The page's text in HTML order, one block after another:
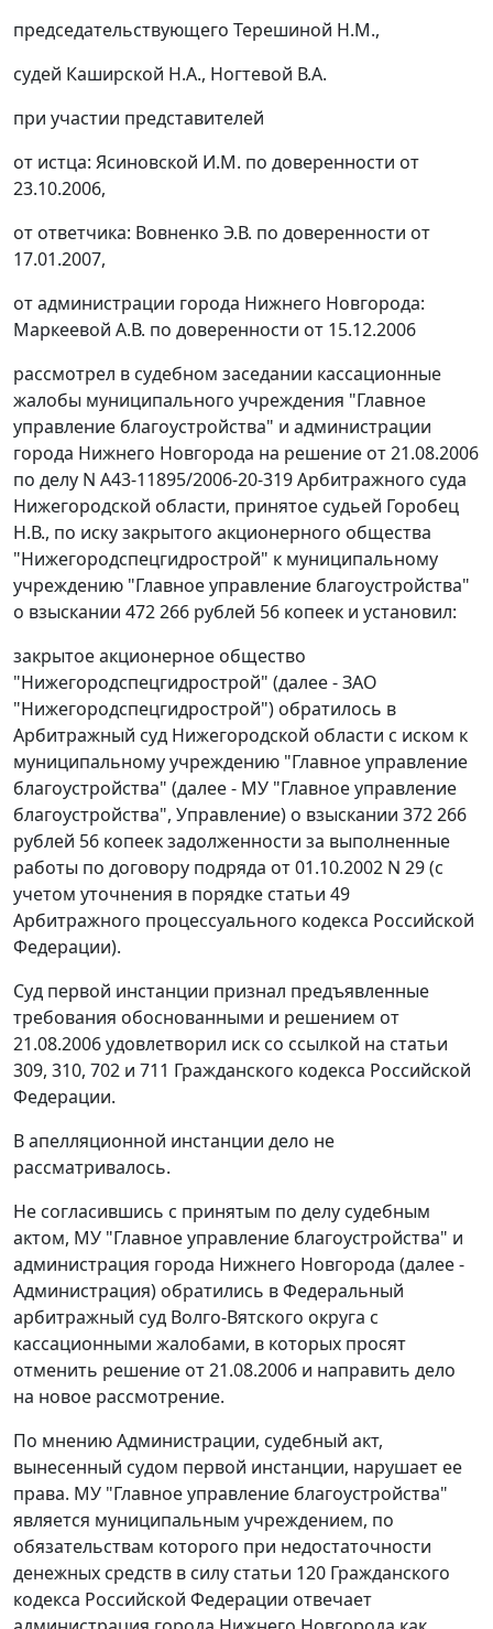
председательствующего Терешиной Н.М.,
судей Каширской Н.А., Ногтевой В.А.
при участии представителей
от истца: Ясиновской И.М. по доверенности от
23.10.2006,
от ответчика: Вовненко Э.В. по доверенности от
17.01.2007,
от администрации города Нижнего Новгорода:
Маркеевой А.В. по доверенности от 15.12.2006
рассмотрел в судебном заседании кассационные
жалобы муниципального учреждения "Главное
управление благоустройства" и администрации
города Нижнего Новгорода на решение от 21.08.2006
по делу N А43-11895/2006-20-319 Арбитражного суда
Нижегородской области, принятое судьей Горобец
Н.В., по иску закрытого акционерного общества
"Нижегородспецгидрострой" к муниципальному
учреждению "Главное управление благоустройства"
о взыскании 472 266 рублей 56 копеек и установил:
закрытое акционерное общество
"Нижегородспецгидрострой" (далее - ЗАО
"Нижегородспецгидрострой") обратилось в
Арбитражный суд Нижегородской области с иском к
муниципальному учреждению "Главное управление
благоустройства" (далее - МУ "Главное управление
благоустройства", Управление) о взыскании 372 266
рублей 56 копеек задолженности за выполненные
работы по договору подряда от 01.10.2002 N 29 (с
учетом уточнения в порядке статьи 49
Арбитражного процессуального кодекса Российской
Федерации).
Суд первой инстанции признал предъявленные
требования обоснованными и решением от
21.08.2006 удовлетворил иск со ссылкой на статьи
309, 310, 702 и 711 Гражданского кодекса Российской
Федерации.
В апелляционной инстанции дело не
рассматривалось.
Не согласившись с принятым по делу судебным
актом, МУ "Главное управление благоустройства" и
администрация города Нижнего Новгорода (далее -
Администрация) обратились в Федеральный
арбитражный суд Волго-Вятского округа с
кассационными жалобами, в которых просят
отменить решение от 21.08.2006 и направить дело
на новое рассмотрение.
По мнению Администрации, судебный акт,
вынесенный судом первой инстанции, нарушает ее
права. МУ "Главное управление благоустройства"
является муниципальным учреждением, по
обязательствам которого при недостаточности
денежных средств в силу статьи 120 Гражданского
кодекса Российской Федерации отвечает